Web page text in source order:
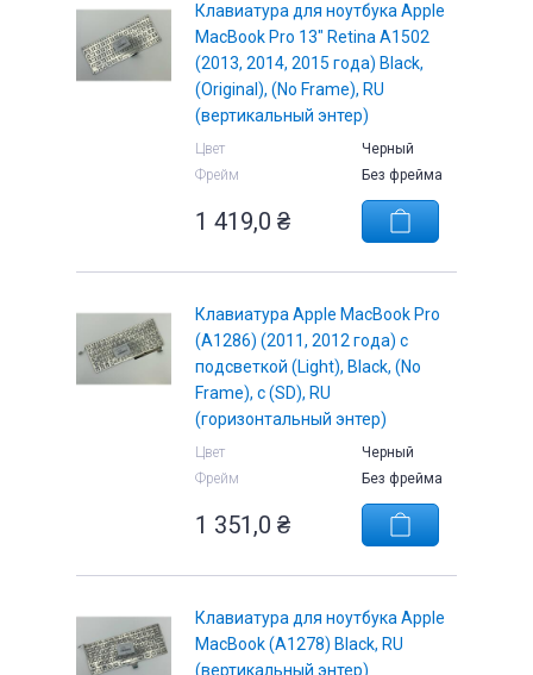
Клавиатура для ноутбука Apple
MacBook Pro 13" Retina A1502
(2013, 2014, 2015 года) Black,
(Original), (No Frame), RU
(вертикальный энтер)
Цвет
Черный
Фрейм
Без фрейма
1 419,0 ₴
Клавиатура Apple MacBook Pro
(A1286) (2011, 2012 года) с
подсветкой (Light), Black, (No
Frame), с (SD), RU
(горизонтальный энтер)
Цвет
Черный
Фрейм
Без фрейма
1 351,0 ₴
Клавиатура для ноутбука Apple
MacBook (A1278) Black, RU
(вертикальный энтер)